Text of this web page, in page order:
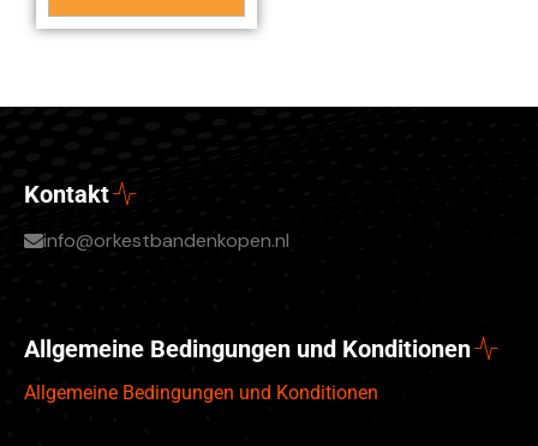
Kontakt
info@orkestbandenkopen.nl
Allgemeine Bedingungen und Konditionen
Allgemeine Bedingungen und Konditionen